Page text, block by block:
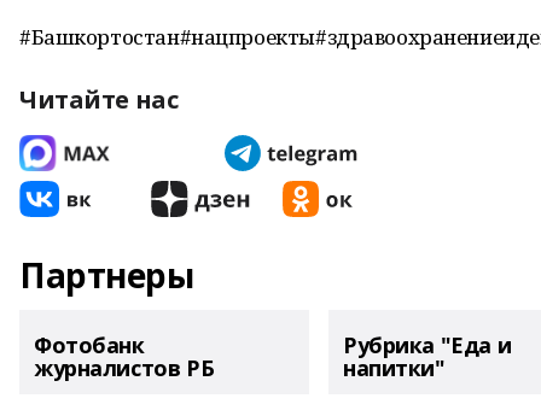
Читайте нас
Партнеры
Фотобанк
журналистов РБ
Рубрика "Еда и
напитки"